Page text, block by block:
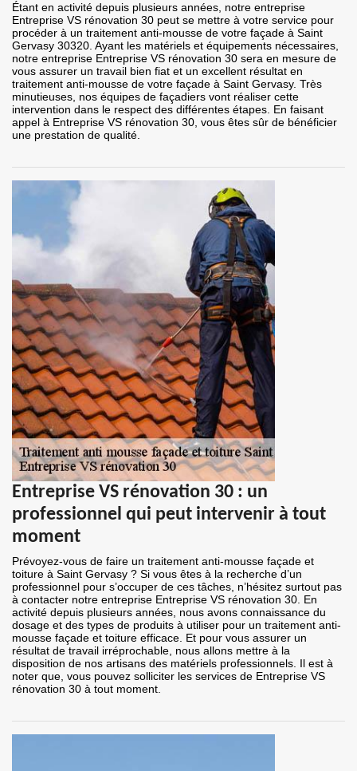
Étant en activité depuis plusieurs années, notre entreprise
Entreprise VS rénovation 30 peut se mettre à votre service pour
procéder à un traitement anti-mousse de votre façade à Saint
Gervasy 30320. Ayant les matériels et équipements nécessaires,
notre entreprise Entreprise VS rénovation 30 sera en mesure de
vous assurer un travail bien fiat et un excellent résultat en
traitement anti-mousse de votre façade à Saint Gervasy. Très
minutieuses, nos équipes de façadiers vont réaliser cette
intervention dans le respect des différentes étapes. En faisant
appel à Entreprise VS rénovation 30, vous êtes sûr de bénéficier
une prestation de qualité.
Entreprise VS rénovation 30 : un
professionnel qui peut intervenir à tout
moment
Prévoyez-vous de faire un traitement anti-mousse façade et
toiture à Saint Gervasy ? Si vous êtes à la recherche d’un
professionnel pour s’occuper de ces tâches, n’hésitez surtout pas
à contacter notre entreprise Entreprise VS rénovation 30. En
activité depuis plusieurs années, nous avons connaissance du
dosage et des types de produits à utiliser pour un traitement anti-
mousse façade et toiture efficace. Et pour vous assurer un
résultat de travail irréprochable, nous allons mettre à la
disposition de nos artisans des matériels professionnels. Il est à
noter que, vous pouvez solliciter les services de Entreprise VS
rénovation 30 à tout moment.